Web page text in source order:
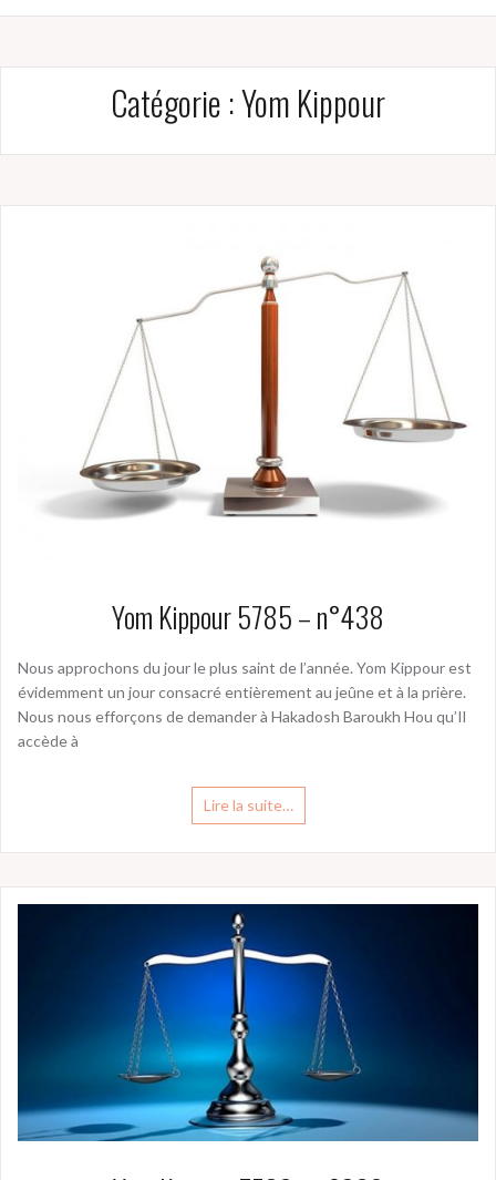
Catégorie :Yom Kippour
Yom Kippour 5785 – n°438
Nous approchons du jour le plus saint de l’année. Yom Kippour est
évidemment un jour consacré entièrement au jeûne et à la prière.
Nous nous efforçons de demander à Hakadosh Baroukh Hou qu’Il
accède à
Lire la suite…